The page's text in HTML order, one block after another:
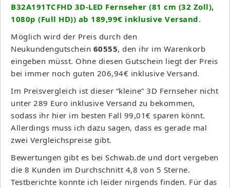
B32A191TCFHD 3D-LED Fernseher (81 cm (32 Zoll),
1080p (Full HD)) ab 189,99€ inklusive Versand.
Möglich wird der Preis durch den
Neukundengutschein 60555, den ihr im Warenkorb
eingeben müsst. Ohne diesen Gutschein liegt der Preis
bei immer noch guten 206,94€ inklusive Versand.
Im Preisvergleich ist dieser “kleine” 3D Fernseher nicht
unter 289 Euro inklusive Versand zu bekommen,
sodass ihr hier im besten Fall 99,01€ sparen könnt.
Allerdings muss ich dazu sagen, dass es gerade mal
zwei Vergleichspreise gibt.
Bewertungen gibt es bei Schwab.de und dort vergeben
die 8 Kunden im Durchschnitt 4,8 von 5 Sterne.
Testberichte konnte ich leider nirgends finden. Für das